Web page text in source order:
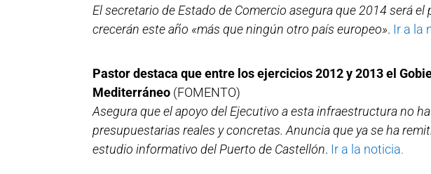
El secretario de Estado de Comercio asegura que 2014 será
crecerán este año «más que ningún otro país europeo». Ir a la
Pastor destaca que entre los ejercicios 2012 y 2013 el
Mediterráneo (FOMENTO)
Asegura que el apoyo del Ejecutivo a esta infraestructura no
presupuestarias reales y concretas. Anuncia que ya se ha
estudio informativo del Puerto de Castellón. Ir a la noticia.